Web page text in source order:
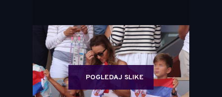
POGLEDAJ SLIKE